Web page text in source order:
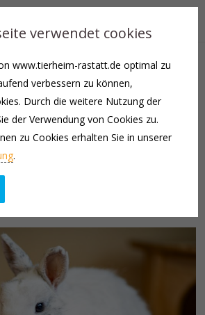
mit anderen Kaninchen abgegeben.
sehr kleines Böckchen, zeigt sicher
an uns. Sie waren hauptsächlich
gewohnt, was wir bereits artgerechter
in Außenhaltung leben, sobald es
Leider hat er sein Winterfell bei uns
verwendet cookies
www.tierheim-rastatt.de optimal zu
verbessern zu können,
Durch die weitere Nutzung der
der Verwendung von Cookies zu.
zu Cookies erhalten Sie in unserer
.